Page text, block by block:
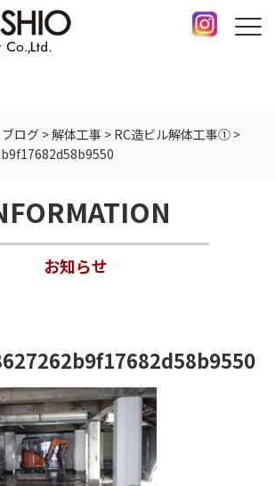
ブログ >解体工事 > RC造ビル解体工事① >
お知らせ